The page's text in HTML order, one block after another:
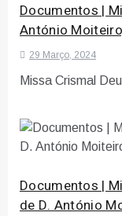
Documentos |
António
29 Março, 2024
Missa Crismal
Documentos |
de D. António